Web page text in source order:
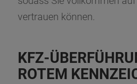
vertrauen können.
KFZ-
ROTEM